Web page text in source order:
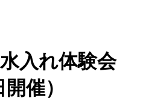
入れ体験会
催）